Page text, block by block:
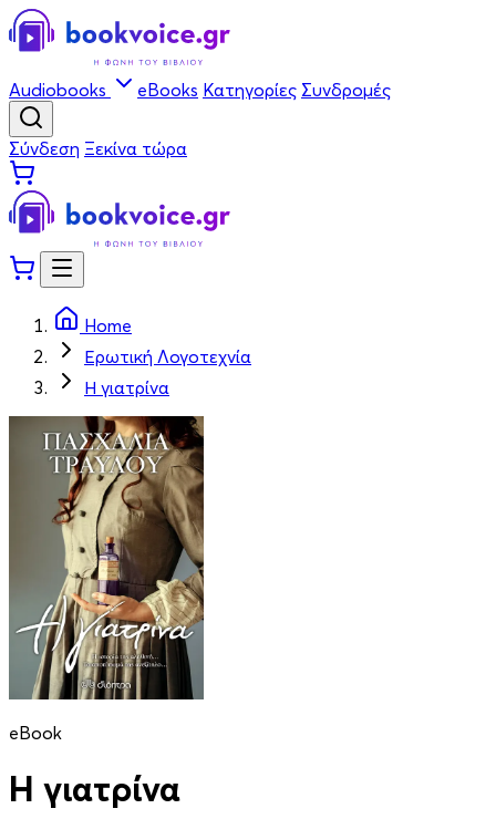
Audiobooks eBooks Κατηγορίες Συνδρομές
Σύνδεση Ξεκίνα τώρα
Home
Ερωτική Λογοτεχνία
Η γιατρίνα
eBook
Η γιατρίνα